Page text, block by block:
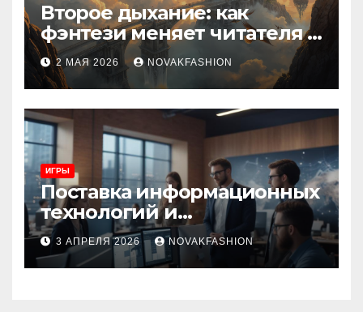
Второе дыхание: как
фэнтези меняет читателя и
культуру
2 МАЯ 2026 NOVAKFASHION
ИГРЫ
Поставка информационных
технологий и
инновационные решения
3 АПРЕЛЯ 2026 NOVAKFASHION